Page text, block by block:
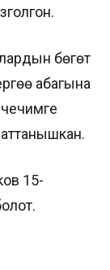
бөгөт
абагына
15-